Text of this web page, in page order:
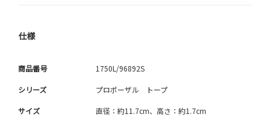
仕様
商品番号 1750L/96892S
シリーズ プロポーザル トープ
サイズ 直径：約11.7cm、高さ：約1.7cm